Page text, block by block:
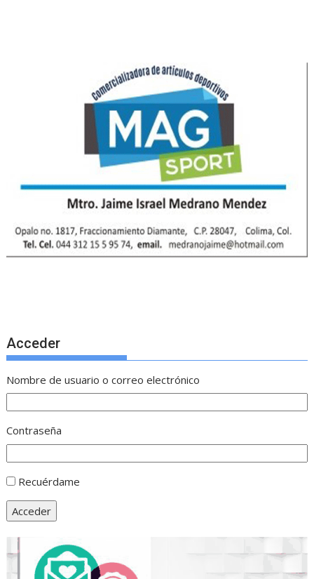
Acceder
Nombre de usuario o correo electrónico
Contraseña
Recuérdame
Acceder